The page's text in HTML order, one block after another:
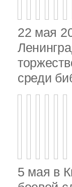
22 мая
среди
5 мая в